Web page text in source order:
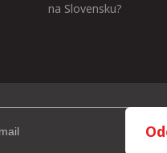
na Slovensku?